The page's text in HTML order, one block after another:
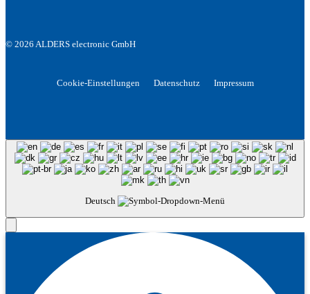
© 2026 ALDERS electronic GmbH
Cookie-Einstellungen Datenschutz Impressum
Deutsch